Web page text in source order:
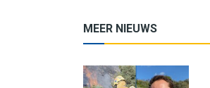
MEER NIEUWS